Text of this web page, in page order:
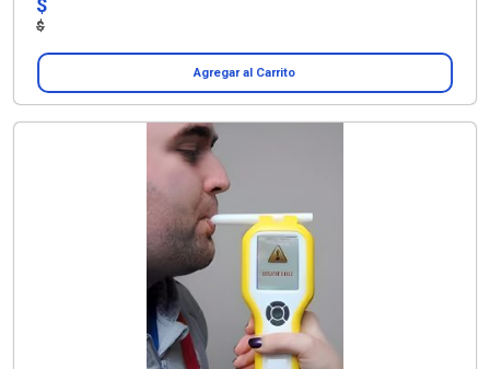
$
Agregar al Carrito